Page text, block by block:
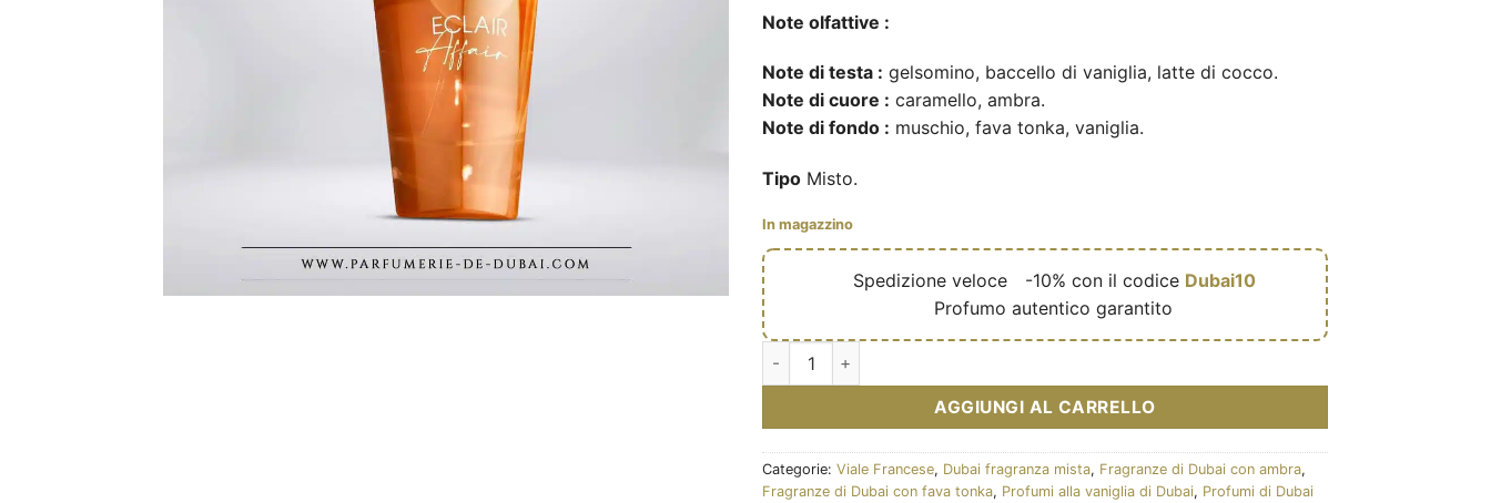
Note olfattive :
Note di testa : gelsomino, baccello di vaniglia, latte di cocco.
Note di cuore : caramello, ambra.
Note di fondo : muschio, fava tonka, vaniglia.
Tipo Misto.
In magazzino
Spedizione veloce🎁 -10% con il codice Dubai10
Profumo autentico garantito
Éclair Affair - Eau de parfum mixte (flacon marron 100 ml) - French Avenue quantità
AGGIUNGI AL CARRELLO
Categorie: Viale Francese, Dubai fragranza mista, Fragranze di Dubai con ambra,
Fragranze di Dubai con fava tonka, Profumi alla vaniglia di Dubai, Profumi di Dubai